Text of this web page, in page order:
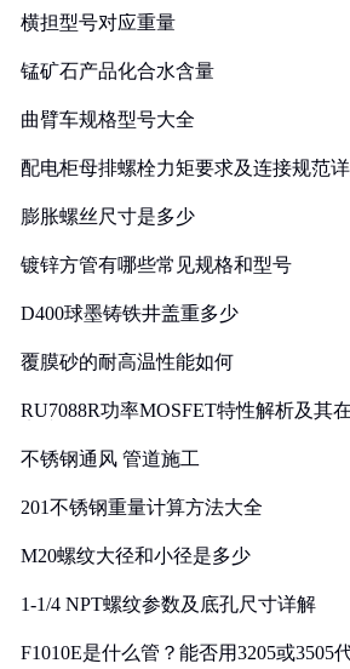
横担型号对应重量
锰矿石产品化合水含量
曲臂车规格型号大全
配电柜母排螺栓力矩要求及连接规范
膨胀螺丝尺寸是多少
镀锌方管有哪些常见规格和型号
D400球墨铸铁井盖重多少
覆膜砂的耐高温性能如何
RU7088R功率MOSFET特性解析及其
不锈钢通风 管道施工
201不锈钢重量计算方法大全
M20螺纹大径和小径是多少
1-1/4 NPT螺纹参数及底孔尺寸详解
F1010E是什么管？能否用3205或3505